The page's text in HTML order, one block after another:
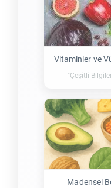
Vitaminler ve
"Çeşitli
Madensel